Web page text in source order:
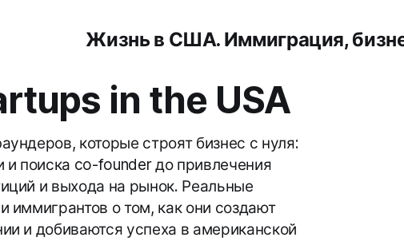
Жизнь в США. Иммиграция,
in the USA
которые строят бизнес с нуля:
и поиска co-founder до привлечения
и выхода на рынок. Реальные
иммигрантов о том, как они создают
и добиваются успеха в американской